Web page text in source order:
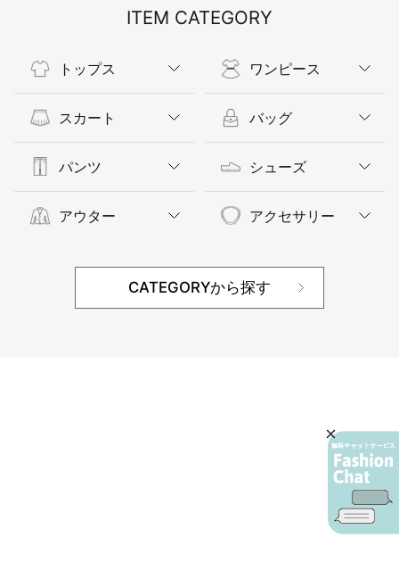
ITEM CATEGORY
トップス
スカート
パンツ
アウター
ワンピース
バッグ
シューズ
アクセサリー
CATEGORYから探す